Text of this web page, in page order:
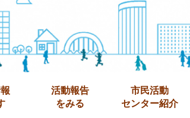
活動報告
をみる
市民活動
センター紹介